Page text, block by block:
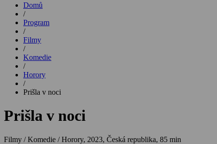
Domů
/
Program
/
Filmy
/
Komedie
/
Horory
/
Prišla v noci
Prišla v noci
Filmy / Komedie / Horory, 2023, Česká republika, 85 min